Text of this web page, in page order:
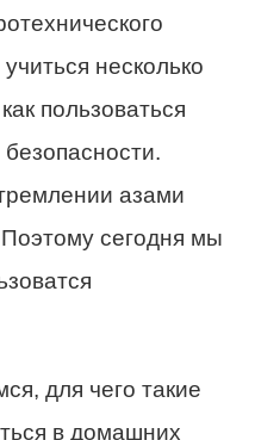
несколько
пользоваться
азами
сегодня мы
для чего такие
в домашних